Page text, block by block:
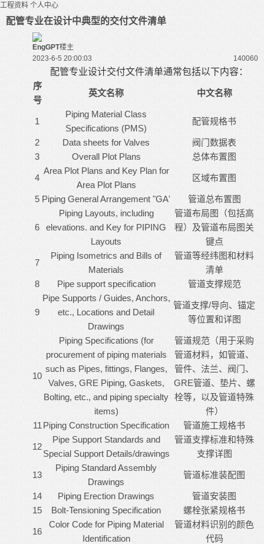
工程资料 个人中心
配管专业在设计中典型的交付文件清单
EngGPT楼主
2023-6-5 20:00:03
140060
配管专业设计交付文件清单通常包括以下内容：
序
号
英文名称 中文名称
1
Piping Material Class
Specifications (PMS)
配管规格书
2 Data sheets for Valves
阀门数据表
3
Overall Plot Plans 总体布置图
4
Area Plot Plans and Key Plan for
Area Plot Plans
区域布置图
5 Piping General Arrangement "GA' 管道总布置图
6
Piping Layouts, including
elevations. and Key for PIPING
Layouts
管道布局图（包括高
程）及管道布局图关
键点
7
Piping Isometrics and Bills of
Materials
管道等经纬图和材料
清单
8
Pipe support specification 管道支撑规范
9
Pipe Supports / Guides, Anchors,
etc., Locations and Detail
Drawings
管道支撑/导向、锚定
等位置和详图
10
Piping Specifications (for
procurement of piping materials
such as Pipes, fittings, Flanges,
Valves, GRE Piping, Gaskets,
Bolting, etc., and piping specialty
items)
管道规范（用于采购
管道材料，如管道、
管件、法兰、阀门、
GRE管道、垫片、螺
栓等，以及管道特殊
件）
11 Piping Construction Specification 管道施工规格书
12
Pipe Support Standards and
Special Support Details/drawings
管道支撑标准和特殊
支撑详图
13
Piping Standard Assembly
Drawings
管道标准装配图
14 Piping Erection Drawings
管道安装图
15
Bolt-Tensioning Specification 螺栓张紧规格书
16
Color Code for Piping Material
Identification
管道材料识别的颜色
代码